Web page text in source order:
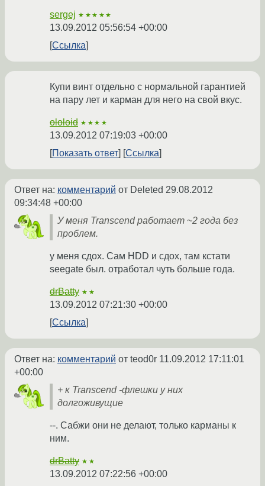
sergej ★★★★★
13.09.2012 05:56:54 +00:00
Ссылка
Купи винт отдельно с нормальной гарантией
на пару лет и карман для него на свой вкус.
ololoid ★★★★
13.09.2012 07:19:03 +00:00
Показать ответ
Ссылка
Ответ на: комментарий от Deleted 29.08.2012
09:34:48 +00:00
У меня Transcend работает ~2 года без
проблем.
у меня сдох. Сам HDD и сдох, там кстати
seegate был. отработал чуть больше года.
drBatty ★★
13.09.2012 07:21:30 +00:00
Ссылка
Ответ на: комментарий от teod0r 11.09.2012 17:11:01
+00:00
+ к Transcend -флешки у них
долгоживущие
--. Сабжи они не делают, только карманы к
ним.
drBatty ★★
13.09.2012 07:22:56 +00:00